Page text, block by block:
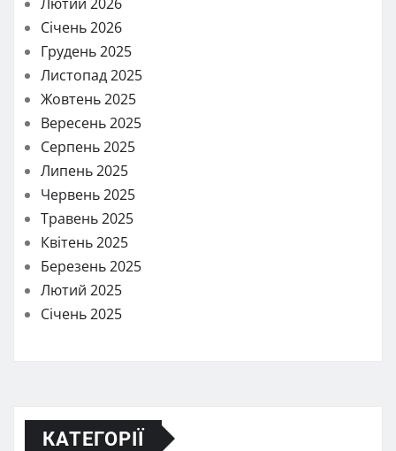
Січень 2026
Грудень 2025
Листопад 2025
Жовтень 2025
Вересень 2025
Серпень 2025
Липень 2025
Червень 2025
Травень 2025
Квітень 2025
Березень 2025
Лютий 2025
Січень 2025
КАТЕГОРІЇ